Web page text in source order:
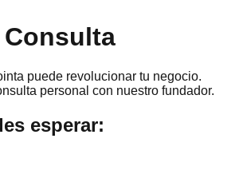
Consulta
puede revolucionar tu negocio.
personal con nuestro fundador.
esperar: